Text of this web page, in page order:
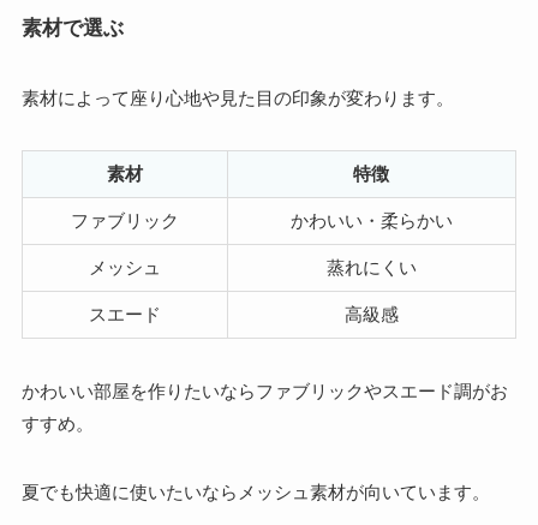
素材で選ぶ
素材によって座り心地や見た目の印象が変わります。
素材 特徴
ファブリック かわいい・柔らかい
メッシュ 蒸れにくい
スエード 高級感
かわいい部屋を作りたいならファブリックやスエード調がお
すすめ。
夏でも快適に使いたいならメッシュ素材が向いています。